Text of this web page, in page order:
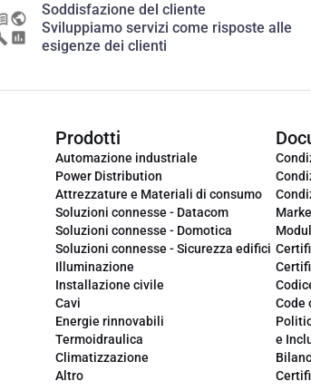
Soddisfazione del cliente
Sviluppiamo servizi come risposte alle
esigenze dei clienti
Prodotti
Automazione industriale
Power Distribution
Attrezzature e Materiali di consumo
Soluzioni connesse - Datacom
Soluzioni connesse - Domotica
Soluzioni connesse - Sicurezza edifici
Illuminazione
Installazione civile
Cavi
Energie rinnovabili
Termoidraulica
Climatizzazione
Altro
Code
e